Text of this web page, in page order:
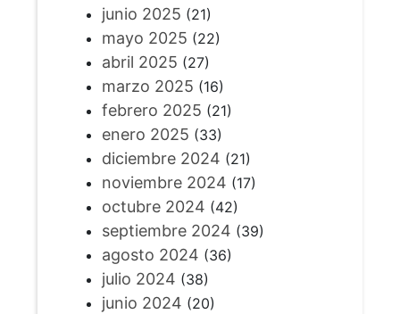
junio 2025 (21)
mayo 2025 (22)
abril 2025 (27)
marzo 2025 (16)
febrero 2025 (21)
enero 2025 (33)
diciembre 2024 (21)
noviembre 2024 (17)
octubre 2024 (42)
septiembre 2024 (39)
agosto 2024 (36)
julio 2024 (38)
junio 2024 (20)